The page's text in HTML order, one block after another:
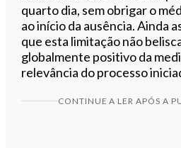
quarto dia, sem obrigar o
ao início da ausência. Ainda
que esta limitação não
globalmente positivo da
relevância do processo
CONTINUE A LER APÓS A